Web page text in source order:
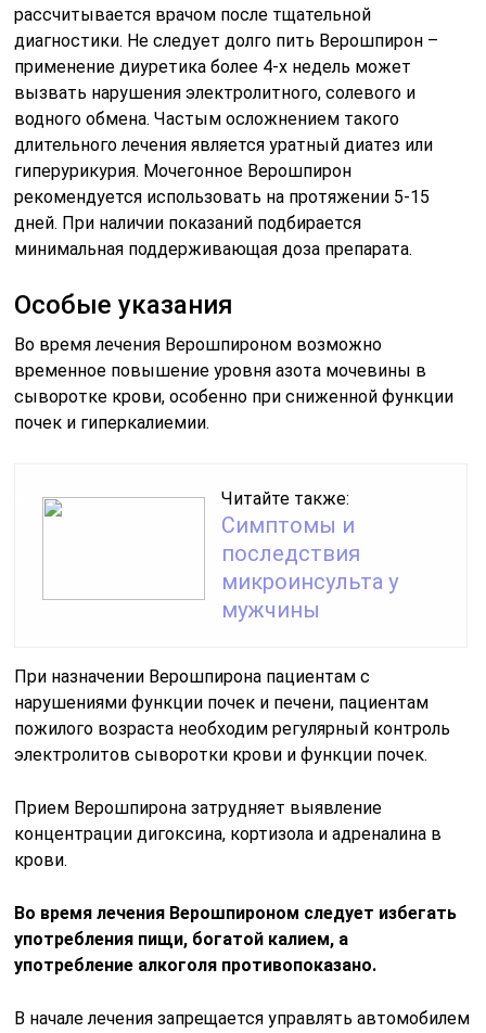
рассчитывается врачом после тщательной
диагностики. Не следует долго пить Верошпирон –
применение диуретика более 4-х недель может
вызвать нарушения электролитного, солевого и
водного обмена. Частым осложнением такого
длительного лечения является уратный диатез или
гиперурикурия. Мочегонное Верошпирон
рекомендуется использовать на протяжении 5-15
дней. При наличии показаний подбирается
минимальная поддерживающая доза препарата.
Особые указания
Во время лечения Верошпироном возможно
временное повышение уровня азота мочевины в
сыворотке крови, особенно при сниженной функции
почек и гиперкалиемии.
Читайте также:
Симптомы и
последствия
микроинсульта у
мужчины
При назначении Верошпирона пациентам с
нарушениями функции почек и печени, пациентам
пожилого возраста необходим регулярный контроль
электролитов сыворотки крови и функции почек.
Прием Верошпирона затрудняет выявление
концентрации дигоксина, кортизола и адреналина в
крови.
Во время лечения Верошпироном следует избегать
употребления пищи, богатой калием, а
употребление алкоголя противопоказано.
В начале лечения запрещается управлять автомобилем